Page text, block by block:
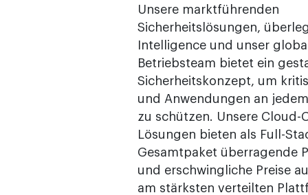
Unsere marktführenden
Sicherheitslösungen,
Intelligence und unser
Betriebsteam bietet ein
Sicherheitskonzept, um
und Anwendungen an
zu schützen. Unsere Cloud-
Lösungen bieten als Full-
Gesamtpaket überragende
und erschwingliche Preise
am stärksten verteilten